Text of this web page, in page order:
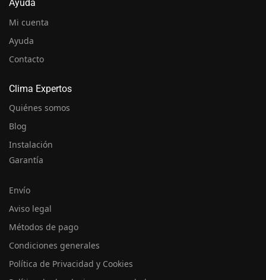
Ayuda
Mi cuenta
Ayuda
Contacto
Clima Expertos
Quiénes somos
Blog
Instalación
Garantía
Envío
Aviso legal
Métodos de pago
Condiciones generales
Política de Privacidad y Cookies